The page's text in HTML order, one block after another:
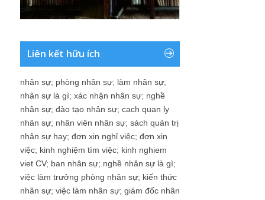
Liên kết hữu ích
nhân sự; phòng nhân sự; làm nhân sự;
nhân sự là gì; xác nhận nhân sự; nghề
nhân sự; đào tạo nhân sự; cach quan ly
nhân sự; nhân viên nhân sự; sách quản trị
nhân sự hay; đơn xin nghỉ việc; đơn xin
việc; kinh nghiệm tìm việc; kinh nghiem
viet CV; ban nhân sự; nghề nhân sự là gì;
việc làm trưởng phòng nhân sự; kiến thức
nhân sự; việc làm nhân sự; giám đốc nhân